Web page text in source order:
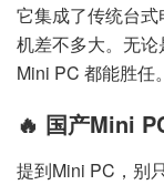
它集成了传统台
机差不多大。无论
Mini PC 都能胜任。
🔥 国产Mini
提到Mini PC，别